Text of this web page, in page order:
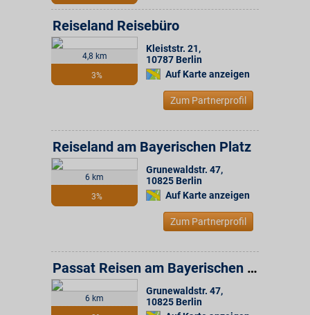
4,8 km
3%
Reiseland Reisebüro
Kleiststr. 21,
10787 Berlin
Auf Karte anzeigen
Zum Partnerprofil
6 km
3%
Reiseland am Bayerischen Platz
Grunewaldstr. 47,
10825 Berlin
Auf Karte anzeigen
Zum Partnerprofil
6 km
Passat Reisen am Bayerischen Platz
Grunewaldstr. 47,
10825 Berlin